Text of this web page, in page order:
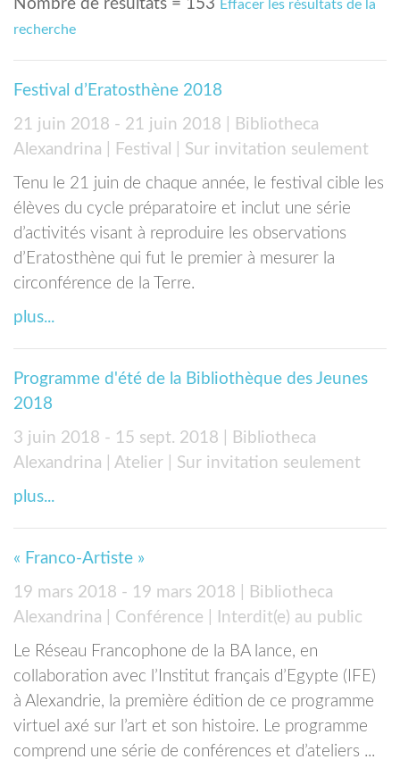
Nombre de résultats = 153 Effacer les résultats de la
recherche
Festival d’Eratosthène 2018
21 juin 2018 - 21 juin 2018
| Bibliotheca
Alexandrina
| Festival
| Sur invitation seulement
Tenu le 21 juin de chaque année, le festival cible les
élèves du cycle préparatoire et inclut une série
d’activités visant à reproduire les observations
d’Eratosthène qui fut le premier à mesurer la
circonférence de la Terre.
plus...
Programme d'été de la Bibliothèque des Jeunes
2018
3 juin 2018 - 15 sept. 2018
| Bibliotheca
Alexandrina
| Atelier
| Sur invitation seulement
plus...
« Franco-Artiste »
19 mars 2018 - 19 mars 2018
| Bibliotheca
Alexandrina
| Conférence
| Interdit(e) au public
Le Réseau Francophone de la BA lance, en
collaboration avec l’Institut français d’Egypte (IFE)
à Alexandrie, la première édition de ce programme
virtuel axé sur l’art et son histoire. Le programme
comprend une série de conférences et d’ateliers ...